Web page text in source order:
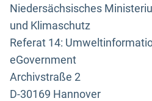
Niedersächsisches
und Klimaschutz
Referat 14:
eGovernment
Archivstraße 2
D-30169 Hannover